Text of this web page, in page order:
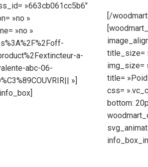
»663cb061cc5b6″
»no »
»no »
a-
abc-06-
»]
[/
title_size=
img_size=
title=
css=
bottom: